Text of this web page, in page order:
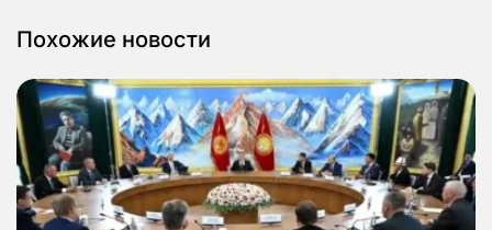
Похожие новости